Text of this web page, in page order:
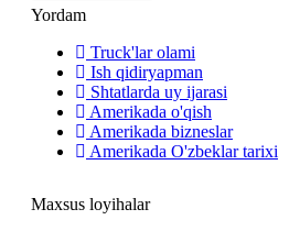
Yordam
Truck'lar olami
Ish qidiryapman
Shtatlarda uy ijarasi
Amerikada o'qish
Amerikada bizneslar
Amerikada O'zbeklar tarixi
Maxsus loyihalar